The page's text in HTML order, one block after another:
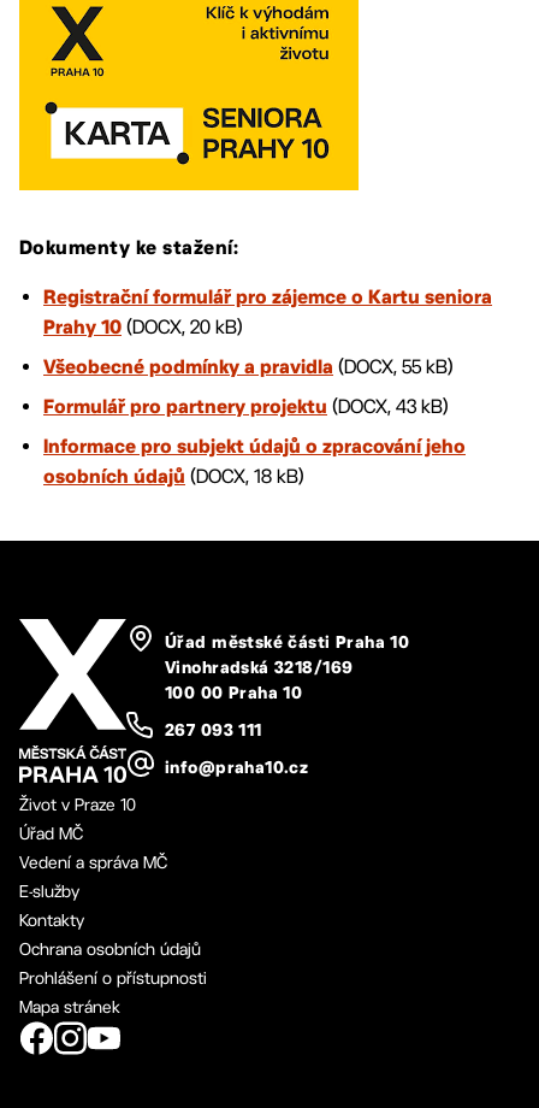
Dokumenty ke stažení:
Registrační formulář pro zájemce o Kartu seniora
Prahy 10 (DOCX, 20 kB)
Všeobecné podmínky a pravidla (DOCX, 55 kB)
Formulář pro partnery projektu (DOCX, 43 kB)
Informace pro subjekt údajů o zpracování jeho
osobních údajů (DOCX, 18 kB)
Úřad městské části Praha 10
Vinohradská 3218/169
100 00 Praha 10
267 093 111
info@praha10.cz
Život v Praze 10
Úřad MČ
Vedení a správa MČ
E-služby
Kontakty
Ochrana osobních údajů
Prohlášení o přístupnosti
Mapa stránek